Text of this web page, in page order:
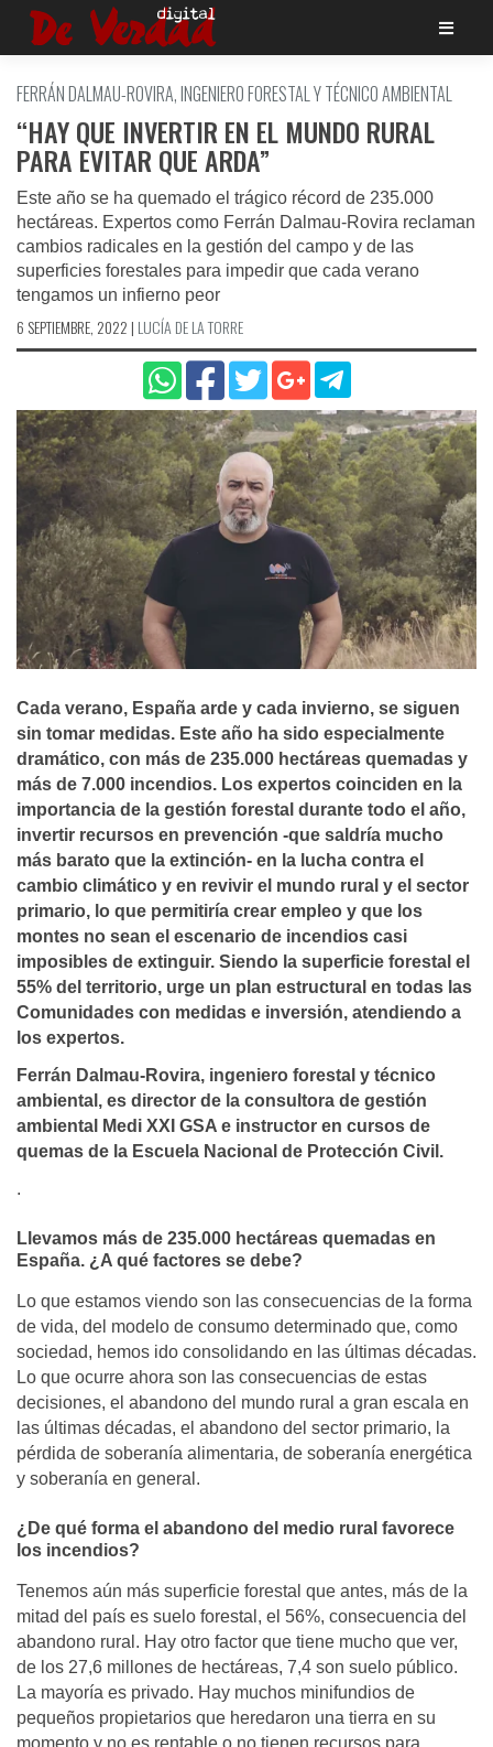
Saltar
FERRÁN DALMAU-ROVIRA, INGENIERO FORESTAL Y TÉCNICO AMBIENTAL
“HAY QUE INVERTIR EN EL MUNDO RURAL
PARA EVITAR QUE ARDA”
Este año se ha quemado el trágico récord de 235.000
hectáreas. Expertos como Ferrán Dalmau-Rovira reclaman
cambios radicales en la gestión del campo y de las
superficies forestales para impedir que cada verano
tengamos un infierno peor
6 SEPTIEMBRE, 2022 | LUCÍA DE LA TORRE
Cada verano, España arde y cada invierno, se siguen
sin tomar medidas. Este año ha sido especialmente
dramático, con más de 235.000 hectáreas quemadas y
más de 7.000 incendios. Los expertos coinciden en la
importancia de la gestión forestal durante todo el año,
invertir recursos en prevención -que saldría mucho
más barato que la extinción- en la lucha contra el
cambio climático y en revivir el mundo rural y el sector
primario, lo que permitiría crear empleo y que los
montes no sean el escenario de incendios casi
imposibles de extinguir. Siendo la superficie forestal el
55% del territorio, urge un plan estructural en todas las
Comunidades con medidas e inversión, atendiendo a
los expertos.
Ferrán Dalmau-Rovira, ingeniero forestal y técnico
ambiental, es director de la consultora de gestión
ambiental Medi XXI GSA e instructor en cursos de
quemas de la Escuela Nacional de Protección Civil.
.
Llevamos más de 235.000 hectáreas quemadas en
España. ¿A qué factores se debe?
Lo que estamos viendo son las consecuencias de la forma
de vida, del modelo de consumo determinado que, como
sociedad, hemos ido consolidando en las últimas décadas.
Lo que ocurre ahora son las consecuencias de estas
decisiones, el abandono del mundo rural a gran escala en
las últimas décadas, el abandono del sector primario, la
pérdida de soberanía alimentaria, de soberanía energética
y soberanía en general.
¿De qué forma el abandono del medio rural favorece
los incendios?
Tenemos aún más superficie forestal que antes, más de la
mitad del país es suelo forestal, el 56%, consecuencia del
abandono rural. Hay otro factor que tiene mucho que ver,
de los 27,6 millones de hectáreas, 7,4 son suelo público.
La mayoría es privado. Hay muchos minifundios de
pequeños propietarios que heredaron una tierra en su